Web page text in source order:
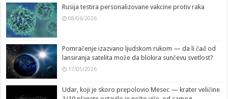
Rusija testira personalizovane vakcine protiv raka
08/06/2026
Pomračenje izazvano ljudskom rukom — da li čađ od
lansiranja satelita može da blokira sunčevu svetlost?
17/05/2026
Udar, koji je skoro prepolovio Mesec — krater veličine